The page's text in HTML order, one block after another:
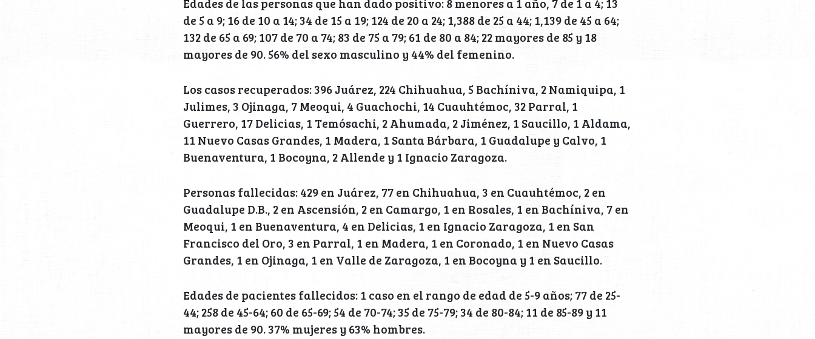
Edades de las personas que han dado positivo: 8 menores a 1 año, 7 de 1 a 4; 13
de 5 a 9; 16 de 10 a 14; 34 de 15 a 19; 124 de 20 a 24; 1,388 de 25 a 44; 1,139 de 45 a 64;
132 de 65 a 69; 107 de 70 a 74; 83 de 75 a 79; 61 de 80 a 84; 22 mayores de 85 y 18
mayores de 90. 56% del sexo masculino y 44% del femenino.
Los casos recuperados: 396 Juárez, 224 Chihuahua, 5 Bachíniva, 2 Namiquipa, 1
Julimes, 3 Ojinaga, 7 Meoqui, 4 Guachochi, 14 Cuauhtémoc, 32 Parral, 1
Guerrero, 17 Delicias, 1 Temósachi, 2 Ahumada, 2 Jiménez, 1 Saucillo, 1 Aldama,
11 Nuevo Casas Grandes, 1 Madera, 1 Santa Bárbara, 1 Guadalupe y Calvo, 1
Buenaventura, 1 Bocoyna, 2 Allende y 1 Ignacio Zaragoza.
Personas fallecidas: 429 en Juárez, 77 en Chihuahua, 3 en Cuauhtémoc, 2 en
Guadalupe D.B., 2 en Ascensión, 2 en Camargo, 1 en Rosales, 1 en Bachíniva, 7 en
Meoqui, 1 en Buenaventura, 4 en Delicias, 1 en Ignacio Zaragoza, 1 en San
Francisco del Oro, 3 en Parral, 1 en Madera, 1 en Coronado, 1 en Nuevo Casas
Grandes, 1 en Ojinaga, 1 en Valle de Zaragoza, 1 en Bocoyna y 1 en Saucillo.
Edades de pacientes fallecidos: 1 caso en el rango de edad de 5-9 años; 77 de 25-
44; 258 de 45-64; 60 de 65-69; 54 de 70-74; 35 de 75-79; 34 de 80-84; 11 de 85-89 y 11
mayores de 90. 37% mujeres y 63% hombres.